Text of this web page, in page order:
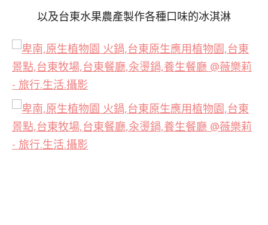
以及台東水果農產製作各種口味的冰淇淋